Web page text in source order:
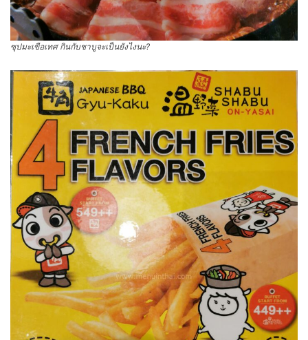
ซุปมะเขือเทศ กินกับชาบูจะเป็นยังไงนะ?